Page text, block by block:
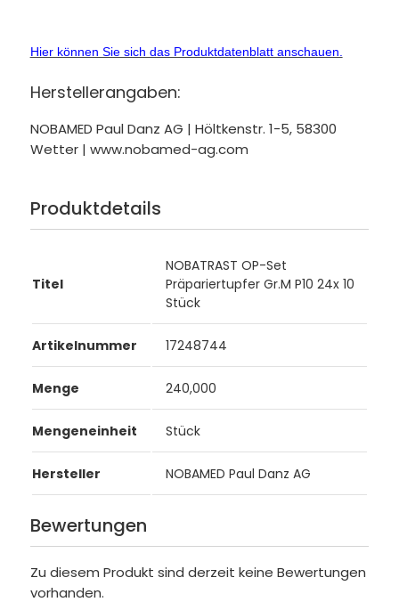
Hier können Sie sich das Produktdatenblatt anschauen.
Herstellerangaben:
NOBAMED Paul Danz AG | Höltkenstr. 1-5, 58300
Wetter | www.nobamed-ag.com
Produktdetails
Titel
NOBATRAST OP-Set
Präpariertupfer Gr.M P10 24x 10
Stück
Artikelnummer 17248744
Menge 240,000
Mengeneinheit Stück
Hersteller NOBAMED Paul Danz AG
Bewertungen
Zu diesem Produkt sind derzeit keine Bewertungen
vorhanden.